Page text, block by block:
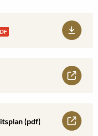
(pdf)